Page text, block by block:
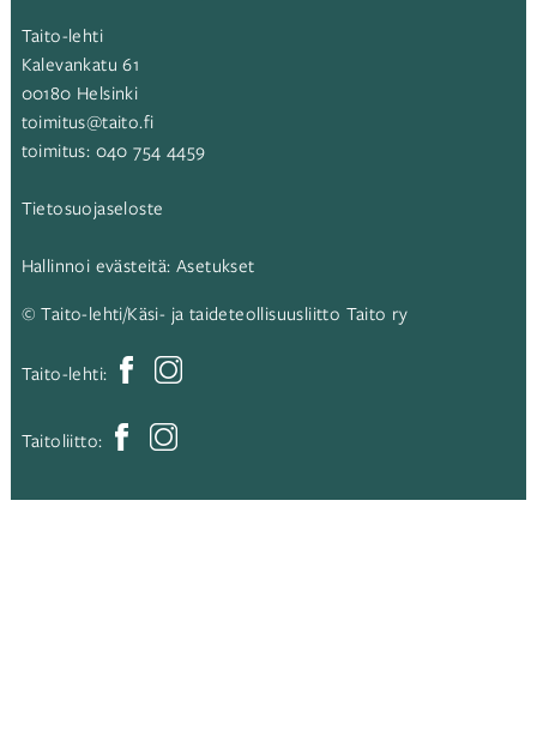
Taito-lehti
Kalevankatu 61
00180 Helsinki
toimitus@taito.fi
toimitus: 040 754 4459
Tietosuojaseloste
Hallinnoi evästeitä: Asetukset
© Taito-lehti/Käsi- ja taideteollisuusliitto Taito ry
Taito-lehti:
Taitoliitto: